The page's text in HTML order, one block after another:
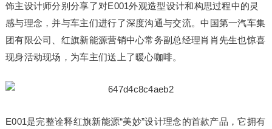
饰主设计师分别分享了对E001外观造型设计和构思过程中的灵
感与理念，并与车主们进行了深度沟通与交流。中国第一汽车集
团有限公司、红旗新能源营销中心常务副总经理肖肖先生也惊喜
现身活动现场，为车主们送上了暖心咖啡。
E001是完整诠释红旗新能源“美妙”设计理念的首款产品，它拥有